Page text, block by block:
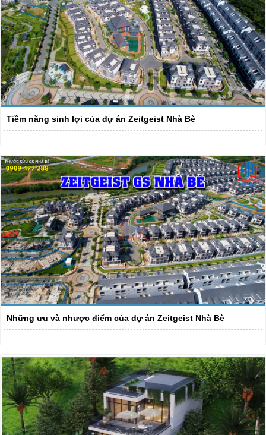
Tiềm năng sinh lợi của dự án Zeitgeist Nhà Bè
Những ưu và nhược điểm của dự án Zeitgeist Nhà Bè